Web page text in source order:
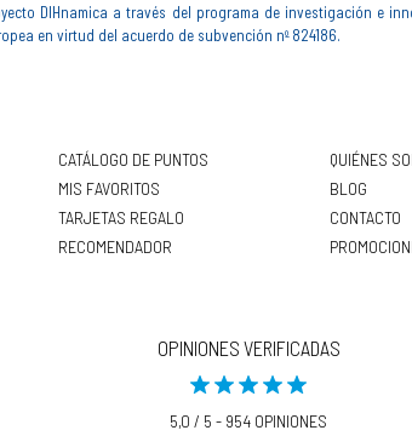
DIHnamica a través del programa de investigación e
en virtud del acuerdo de subvención nº 824186.
CATÁLOGO DE PUNTOS
MIS FAVORITOS
TARJETAS REGALO
RECOMENDADOR
QUIÉNES
BLOG
CONTACTO
OPINIONES VERIFICADAS
5,0 / 5 - 954 OPINIONES